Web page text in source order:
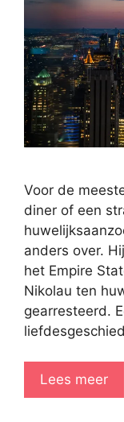
Voor de
diner of een
anders over.
het Empire
Nikolau ten
gearresteerd.
Lees meer